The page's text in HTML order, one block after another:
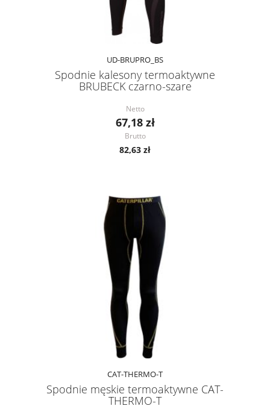
UD-BRUPRO_BS
Spodnie kalesony termoaktywne
BRUBECK czarno-szare
Netto
67,18 zł
Brutto
82,63 zł
CAT-THERMO-T
Spodnie męskie termoaktywne CAT-
THERMO-T